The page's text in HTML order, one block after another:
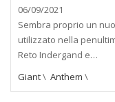
06/09/2021
Sembra proprio un
utilizzato nella
Reto Indergand e…
Giant\ Anthem \